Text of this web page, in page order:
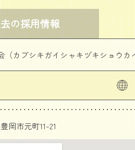
の採用情報
カブシキガイシャキヅキショウカ
岡市元町11-21